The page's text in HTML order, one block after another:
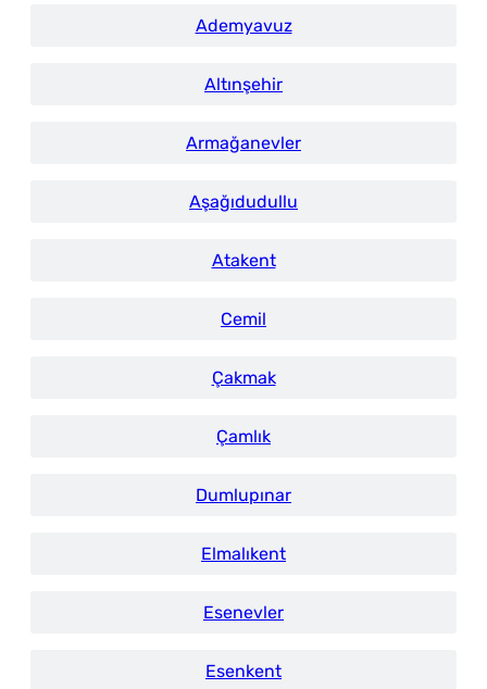
Ademyavuz
Altınşehir
Armağanevler
Aşağıdudullu
Atakent
Cemil
Çakmak
Çamlık
Dumlupınar
Elmalıkent
Esenevler
Esenkent